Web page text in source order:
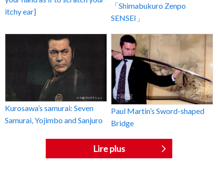
itchy ear]
「Shimabukuro Zenpo
SENSEI」
Kurosawa’s samurai: Seven
Samurai, Yojimbo and Sanjuro
Paul Martin’s Sword-shaped
Bridge
Lire plus